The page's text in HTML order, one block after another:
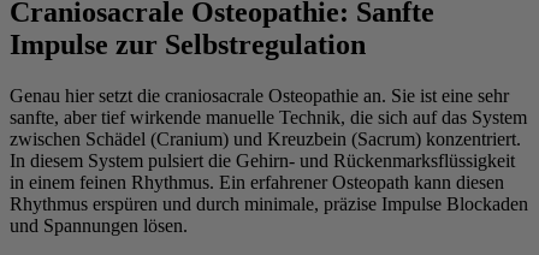
Craniosacrale Osteopathie: Sanfte
Impulse zur Selbstregulation
Genau hier setzt die craniosacrale Osteopathie an. Sie ist eine sehr
sanfte, aber tief wirkende manuelle Technik, die sich auf das System
zwischen Schädel (Cranium) und Kreuzbein (Sacrum) konzentriert.
In diesem System pulsiert die Gehirn- und Rückenmarksflüssigkeit
in einem feinen Rhythmus. Ein erfahrener Osteopath kann diesen
Rhythmus erspüren und durch minimale, präzise Impulse Blockaden
und Spannungen lösen.